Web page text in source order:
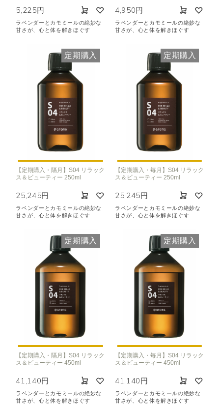
5,225円
ラベンダーとカモミールの絶妙な
甘さが、心と体を解きほぐす
4,950円
ラベンダーとカモミールの絶妙な
甘さが、心と体を解きほぐす
定期購入
【定期購入・隔月】S04 リラック
ス＆ビューティー 250ml
25,245円
ラベンダーとカモミールの絶妙な
甘さが、心と体を解きほぐす
定期購入
【定期購入・毎月】S04 リラック
ス＆ビューティー 250ml
25,245円
ラベンダーとカモミールの絶妙な
甘さが、心と体を解きほぐす
定期購入
【定期購入・隔月】S04 リラック
ス＆ビューティー 450ml
41,140円
ラベンダーとカモミールの絶妙な
甘さが、心と体を解きほぐす
定期購入
【定期購入・毎月】S04 リラック
ス＆ビューティー 450ml
41,140円
ラベンダーとカモミールの絶妙な
甘さが、心と体を解きほぐす